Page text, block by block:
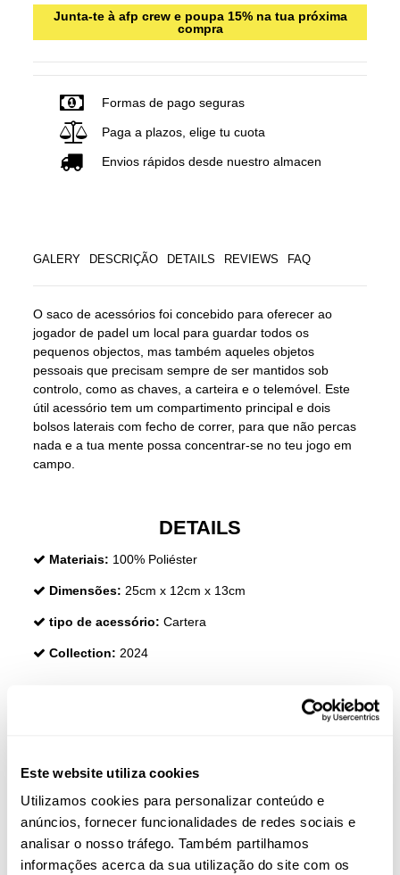
Este website utiliza cookies
Utilizamos cookies para personalizar conteúdo e
anúncios, fornecer funcionalidades de redes sociais e
analisar o nosso tráfego. Também partilhamos
informações acerca da sua utilização do site com os
Junta-te à afp crew e poupa 15% na tua próxima
compra
Formas de pago seguras
Paga a plazos, elige tu cuota
Envios rápidos desde nuestro almacen
GALERY DESCRIÇÃO DETAILS REVIEWS FAQ
O saco de acessórios foi concebido para oferecer ao
jogador de padel um local para guardar todos os
pequenos objectos, mas também aqueles objetos
pessoais que precisam sempre de ser mantidos sob
controlo, como as chaves, a carteira e o telemóvel. Este
útil acessório tem um compartimento principal e dois
bolsos laterais com fecho de correr, para que não percas
nada e a tua mente possa concentrar-se no teu jogo em
campo.
DETAILS
Materiais: 100% Poliéster
Dimensões: 25cm x 12cm x 13cm
tipo de acessório: Cartera
Collection: 2024
Clientes que compraram este produto também
compraram:
-40%